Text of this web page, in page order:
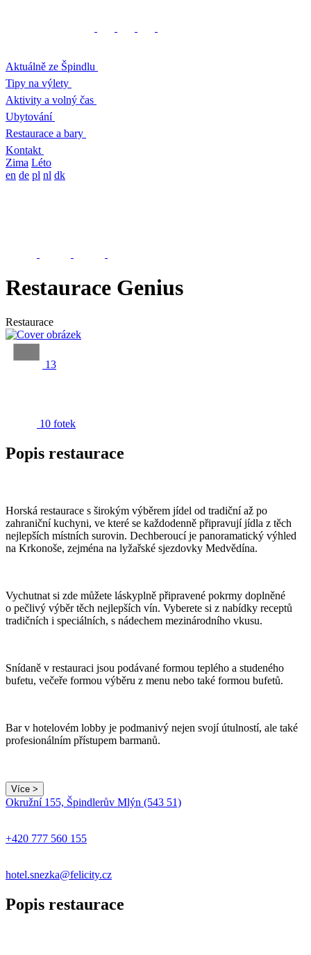
Aktuálně ze Špindlu
Tipy na výlety
Aktivity a volný čas
Ubytování
Restaurace a bary
Kontakt
Zima Léto
en de pl nl dk
Restaurace Genius
Restaurace
13
10 fotek
Popis restaurace
Horská restaurace s širokým výběrem jídel od tradiční až po
zahraniční kuchyni, ve které se každodenně připravují jídla z těch
nejlepších místních surovin. Dechberoucí je panoramatický výhled
na Krkonoše, zejména na lyžařské sjezdovky Medvědína.
Vychutnat si zde můžete láskyplně připravené pokrmy doplněné
o pečlivý výběr těch nejlepších vín. Vyberete si z nabídky receptů
tradičních i speciálních, s nádechem mezinárodního vkusu.
Snídaně v restauraci jsou podávané formou teplého a studeného
bufetu, večeře formou výběru z menu nebo také formou bufetů.
Bar v hotelovém lobby je podmanivý nejen svojí útulností, ale také
profesionálním přístupem barmanů.
Více >
Okružní 155, Špindlerův Mlýn (543 51)
+420 777 560 155
hotel.snezka@felicity.cz
Popis restaurace